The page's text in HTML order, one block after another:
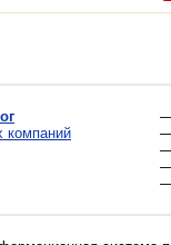
компаний